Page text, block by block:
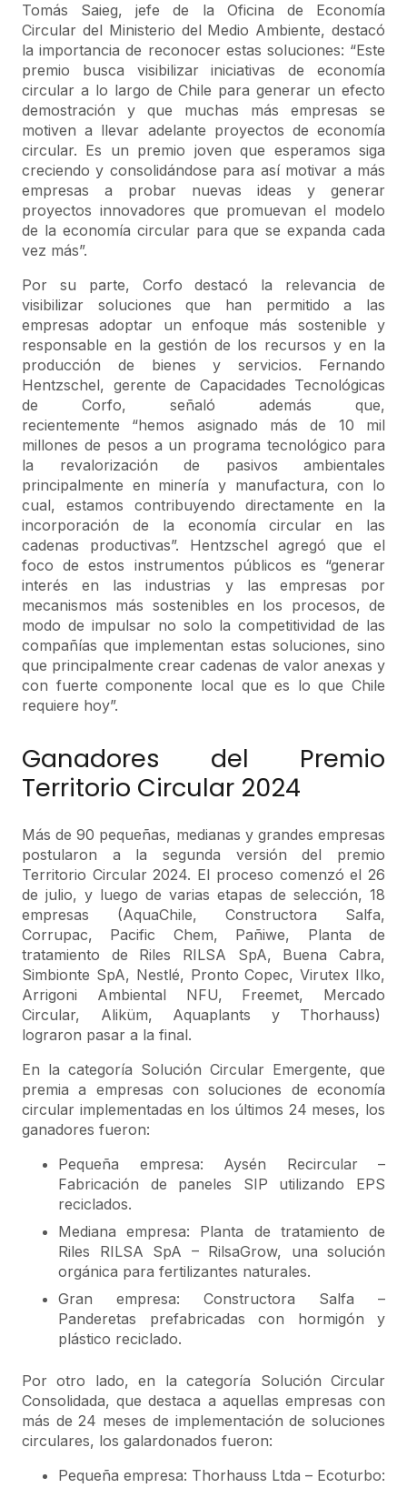
Tomás Saieg, jefe de la Oficina de Economía
Circular del Ministerio del Medio Ambiente, destacó
la importancia de reconocer estas soluciones: “Este
premio busca visibilizar iniciativas de economía
circular a lo largo de Chile para generar un efecto
demostración y que muchas más empresas se
motiven a llevar adelante proyectos de economía
circular. Es un premio joven que esperamos siga
creciendo y consolidándose para así motivar a más
empresas a probar nuevas ideas y generar
proyectos innovadores que promuevan el modelo
de la economía circular para que se expanda cada
vez más”.
Por su parte, Corfo destacó la relevancia de
visibilizar soluciones que han permitido a las
empresas adoptar un enfoque más sostenible y
responsable en la gestión de los recursos y en la
producción de bienes y servicios. Fernando
Hentzschel, gerente de Capacidades Tecnológicas
de Corfo, señaló además que,
recientemente “hemos asignado más de 10 mil
millones de pesos a un programa tecnológico para
la revalorización de pasivos ambientales
principalmente en minería y manufactura, con lo
cual, estamos contribuyendo directamente en la
incorporación de la economía circular en las
cadenas productivas”. Hentzschel agregó que el
foco de estos instrumentos públicos es “generar
interés en las industrias y las empresas por
mecanismos más sostenibles en los procesos, de
modo de impulsar no solo la competitividad de las
compañías que implementan estas soluciones, sino
que principalmente crear cadenas de valor anexas y
con fuerte componente local que es lo que Chile
requiere hoy”.
Ganadores del Premio
Territorio Circular 2024
Más de 90 pequeñas, medianas y grandes empresas
postularon a la segunda versión del premio
Territorio Circular 2024. El proceso comenzó el 26
de julio, y luego de varias etapas de selección, 18
empresas (AquaChile, Constructora Salfa,
Corrupac, Pacific Chem, Pañiwe, Planta de
tratamiento de Riles RILSA SpA, Buena Cabra,
Simbionte SpA, Nestlé, Pronto Copec, Virutex Ilko,
Arrigoni Ambiental NFU, Freemet, Mercado
Circular, Aliküm, Aquaplants y Thorhauss)
lograron pasar a la final.
En la categoría Solución Circular Emergente, que
premia a empresas con soluciones de economía
circular implementadas en los últimos 24 meses, los
ganadores fueron:
Pequeña empresa: Aysén Recircular –
Fabricación de paneles SIP utilizando EPS
reciclados.
Mediana empresa: Planta de tratamiento de
Riles RILSA SpA – RilsaGrow, una solución
orgánica para fertilizantes naturales.
Gran empresa: Constructora Salfa –
Panderetas prefabricadas con hormigón y
plástico reciclado.
Por otro lado, en la categoría Solución Circular
Consolidada, que destaca a aquellas empresas con
más de 24 meses de implementación de soluciones
circulares, los galardonados fueron:
Pequeña empresa: Thorhauss Ltda – Ecoturbo: